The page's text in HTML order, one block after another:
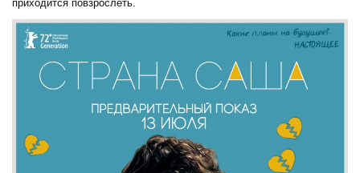
приходится повзрослеть.